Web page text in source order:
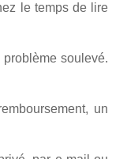
le temps de lire
soulevé.
un